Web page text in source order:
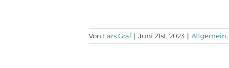
Von Lars Graf | Juni 21st, 2023 | Allgemein,